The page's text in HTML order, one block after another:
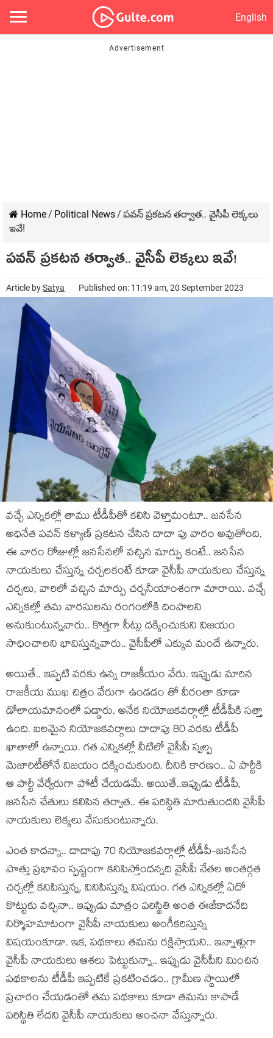
English
Home/ Political News/ ప‌వ‌న్ ప్ర‌క‌ట‌న త‌ర్వాత‌.. వైసీపీ లెక్క‌లు
ఇవే!
ప‌వ‌న్ ప్ర‌క‌ట‌న త‌ర్వాత‌.. వైసీపీ లెక్క‌లు ఇవే!
Article bySatya Published on: 11:19 am, 20 September 2023
వ‌చ్చే ఎన్నిక‌ల్లో తాము టీడీపీతో క‌లిసి వెళ్తామంటూ.. జ‌న‌సేన
అధినేత ప‌వ‌న్ క‌ళ్యాణ్ ప్ర‌క‌ట‌న చేసిన దాదా పు వారం అవుతోంది.
ఈ వారం రోజుల్లో జ‌న‌సేన‌లో వ‌చ్చిన మార్పు కంటే.. జ‌న‌సేన
నాయ‌కులు చేస్తున్న చ‌ర్చ‌లకంటే కూడా వైసీపీ నాయ‌కులు చేస్తున్న
చ‌ర్చ‌లు, వారిలో వ‌చ్చిన మార్పు చ‌ర్చ‌నీయాంశంగా మారాయి. వ‌చ్చే
ఎన్నిక‌ల్లో త‌మ వార‌సుల‌ను రంగంలోకి దింపాల‌ని
అనుకుంటున్న‌వారు.. కొత్త‌గా సీట్లు ద‌క్కించుకుని విజ‌యం
సాధించాల‌ని భావిస్తున్న‌వారు.. వైసీపీలో ఎక్కువ మందే ఉన్నారు.
అయితే.. ఇప్పటి వ‌ర‌కు ఉన్న రాజ‌కీయం వేరు. ఇప్పుడు మారిన
రాజ‌కీయ ముఖ చిత్రం వేరుగా ఉండ‌డం తో వీరంతా కూడా
డోలాయ‌మానంలో ప‌డ్డారు. అనేక‌ నియోజ‌క‌వ‌ర్గాల్లో టీడీపీకి స‌త్తా
ఉంది. బ‌ల‌మైన నియోజక‌వ‌ర్గాలు దాదాపు 80 వ‌ర‌కు టీడీపీ
ఖాతాలో ఉన్నాయి. గ‌త ఎన్నిక‌ల్లో వీటిలో వైసీపీ స్వ‌ల్ప
మెజారిటీతోనే విజ‌యం ద‌క్కించుకుంది. దీనికి కార‌ణం.. ఏ పార్టీకి
ఆ పార్టీ వేర్వేరుగా పోటీ చేయ‌డ‌మే. అయితే..ఇప్పుడు టీడీపీ,
జ‌న‌సేన చేతులు క‌లిపిన త‌ర్వాత‌.. ఈ ప‌రిస్థితి మారుతుంద‌ని వైసీపీ
నాయ‌కులు లెక్క‌లు వేసుకుంటున్నారు.
ఎంత కాద‌న్నా.. దాదాపు 70 నియోజ‌క‌వ‌ర్గాల్లో టీడీపీ-జ‌న‌సేన
పొత్తు ప్ర‌భావం స్ప‌ష్టంగా క‌నిపిస్తోంద‌న్న‌ది వైసీపీ నేత‌ల అంత‌ర్గ‌త
చ‌ర్చ‌ల్లో క‌నిపిస్తున్న, వినిపిస్తున్న‌ విష‌యం. గ‌త ఎన్నిక‌ల్లో ఏదో
కొట్టుకు వ‌చ్చినా.. ఇప్పుడు మాత్రం ప‌రిస్థితి అంత ఈజీకాద‌నేది
నిర్మొహ‌మాటంగా వైసీపీ నాయ‌కులు అంగీక‌రిస్తున్న
విష‌యంకూడా. ఇక‌, ప‌థ‌కాలు త‌మ‌ను ర‌క్షిస్తాయ‌ని.. ఇన్నాళ్లుగా
వైసీపీ నాయ‌కులు ఆశ‌లు పెట్టుకున్నా.. ఇప్పుడు వైసీపీని మించిన
ప‌థ‌కాల‌ను టీడీపీ ఇప్ప‌టికే ప్ర‌క‌టించ‌డం.. గ్రామీణ స్థాయిలో
ప్ర‌చారం చేయ‌డంతో త‌మ ప‌థ‌కాలు కూడా త‌మ‌ను కాపాడే
ప‌రిస్థితి లేద‌ని వైసీపీ నాయ‌కులు అంచ‌నా వేస్తున్నారు.